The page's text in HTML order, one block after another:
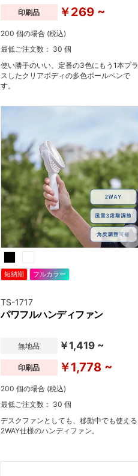
印刷品 ￥269 ~
200 個の場合 (税込)
最低ご注文数： 30 個
使い勝手のいい、定番の3色にもう1本プラ
スしたクリアボディの多色ボールペンで
す。
短納期 フルカラー
TS-1717
パワフルハンディファン
無地品 ￥1,419 ~
印刷品 ￥1,778 ~
200 個の場合 (税込)
最低ご注文数： 30 個
デスクファンとしても、移動中でも使える
2WAY仕様のハンディファン。